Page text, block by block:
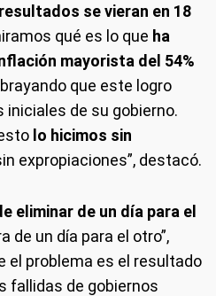
se vieran en 18
qué es lo que ha
mayorista del 54%
que este logro
de su gobierno.
lo hicimos sin
expropiaciones”, destacó.
eliminar de un día para el
de un día para el otro”,
el problema es el resultado
fallidas de gobiernos